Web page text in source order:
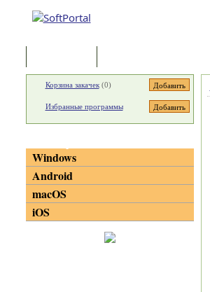
Корзина закачек(0)
Избранные программы
Windows
Android
macOS
iOS